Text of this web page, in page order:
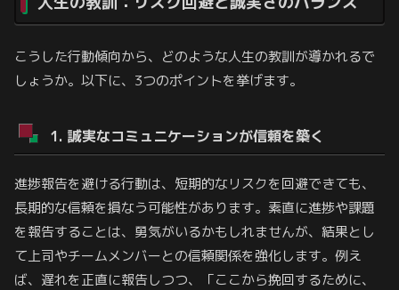
こうした行動傾向から、どのような人生の教訓が導かれるで
しょうか。以下に、3つのポイントを挙げます。
1. 誠実なコミュニケーションが信頼を築く
進捗報告を避ける行動は、短期的なリスクを回避できても、
長期的な信頼を損なう可能性があります。素直に進捗や課題
を報告することは、勇気がいるかもしれませんが、結果とし
て上司やチームメンバーとの信頼関係を強化します。例え
ば、遅れを正直に報告しつつ、「ここから挽回するために、